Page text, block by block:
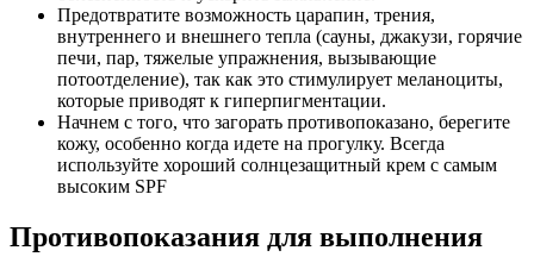
Предотвратите возможность царапин, трения,
внутреннего и внешнего тепла (сауны, джакузи, горячие
печи, пар, тяжелые упражнения, вызывающие
потоотделение), так как это стимулирует меланоциты,
которые приводят к гиперпигментации.
Начнем с того, что загорать противопоказано, берегите
кожу, особенно когда идете на прогулку. Всегда
используйте хороший солнцезащитный крем с самым
высоким SPF
Противопоказания для выполнения